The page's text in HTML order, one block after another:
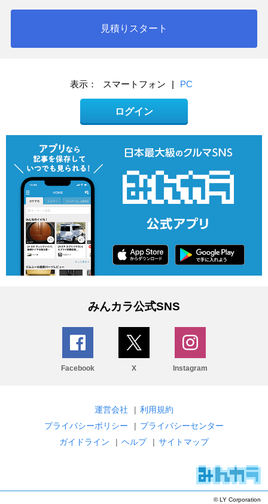
見積りスタート
表示： スマートフォン PC
ログイン
みんカラ公式SNS
Facebook X Instagram
運営会社 | 利用規約
プライバシーポリシー
| プライバシーセンター
ガイドライン
| ヘルプ | サイトマップ
© LY Corporation